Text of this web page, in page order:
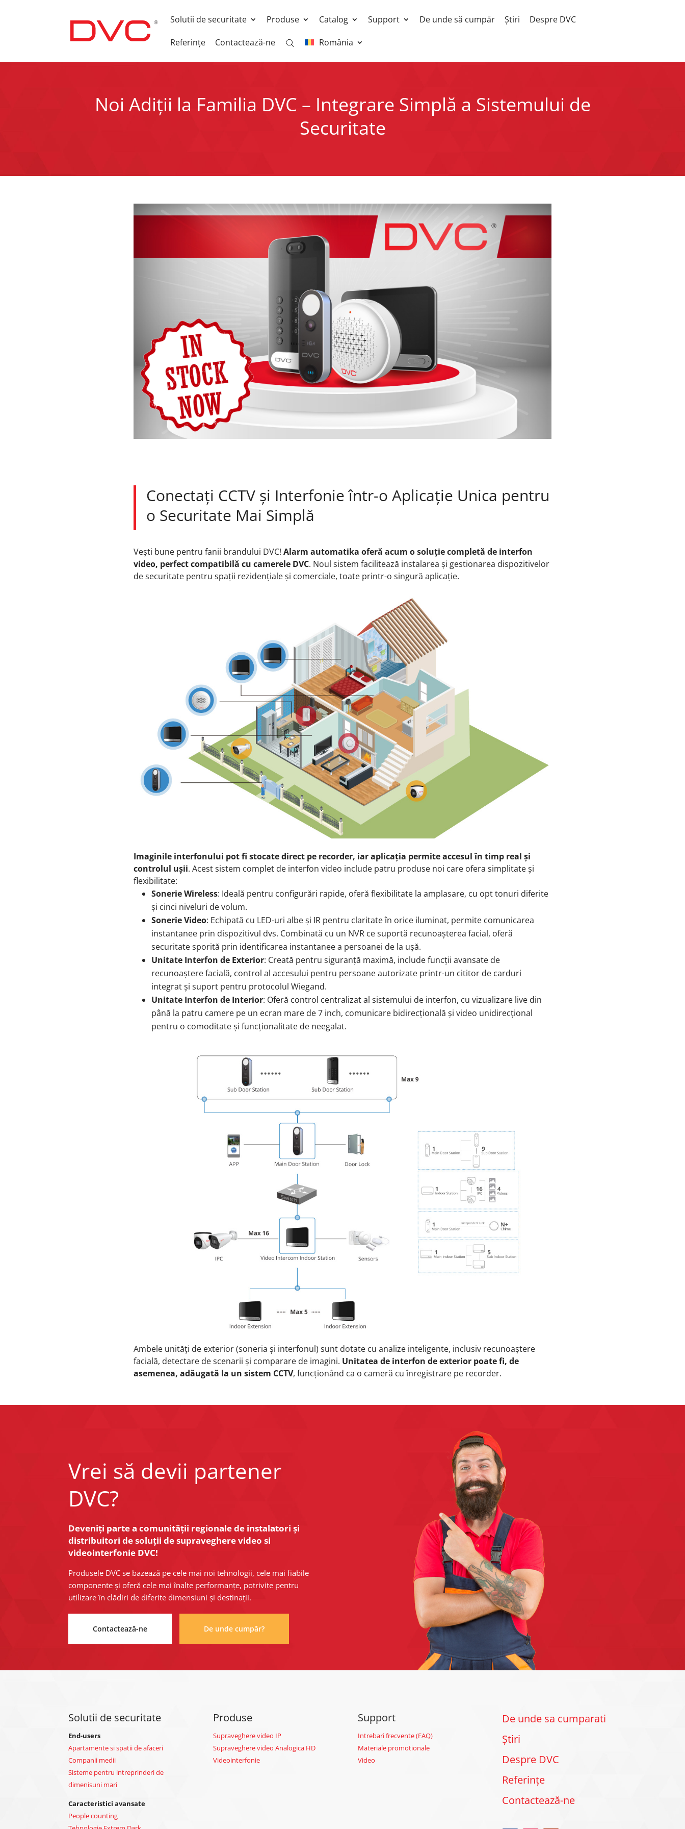
Solutii de securitate Produse Catalog Support De unde să cumpăr Știri Despre DVC
Referințe Contactează-ne România
Noi Adiții la Familia DVC – Integrare Simplă a Sistemului de
Securitate
Conectați CCTV și Interfonie într-o Aplicație Unica pentru
o Securitate Mai Simplă
Vești bune pentru fanii brandului DVC! Alarm automatika oferă acum o soluție completă de interfon
video, perfect compatibilă cu camerele DVC. Noul sistem facilitează instalarea și gestionarea dispozitivelor
de securitate pentru spații rezidențiale și comerciale, toate printr-o singură aplicație.
Imaginile interfonului pot fi stocate direct pe recorder, iar aplicația permite accesul în timp real și
controlul ușii. Acest sistem complet de interfon video include patru produse noi care ofera simplitate și
flexibilitate:
Sonerie Wireless: Ideală pentru configurări rapide, oferă flexibilitate la amplasare, cu opt tonuri diferite
și cinci niveluri de volum.
Sonerie Video: Echipată cu LED-uri albe și IR pentru claritate în orice iluminat, permite comunicarea
instantanee prin dispozitivul dvs. Combinată cu un NVR ce suportă recunoașterea facial, oferă
securitate sporită prin identificarea instantanee a persoanei de la ușă.
Unitate Interfon de Exterior: Creată pentru siguranță maximă, include funcții avansate de
recunoaștere facială, control al accesului pentru persoane autorizate printr-un cititor de carduri
integrat și suport pentru protocolul Wiegand.
Unitate Interfon de Interior: Oferă control centralizat al sistemului de interfon, cu vizualizare live din
până la patru camere pe un ecran mare de 7 inch, comunicare bidirecțională și video unidirecțional
pentru o comoditate și funcționalitate de neegalat.
Ambele unități de exterior (soneria și interfonul) sunt dotate cu analize inteligente, inclusiv recunoaștere
facială, detectare de scenarii și comparare de imagini. Unitatea de interfon de exterior poate fi, de
asemenea, adăugată la un sistem CCTV, funcționând ca o cameră cu înregistrare pe recorder.
Vrei să devii partener
DVC?
Deveniți parte a comunității regionale de instalatori și
distribuitori de soluții de supraveghere video si
videointerfonie DVC!
Produsele DVC se bazează pe cele mai noi tehnologii, cele mai fiabile
componente și oferă cele mai înalte performanțe, potrivite pentru
utilizare în clădiri de diferite dimensiuni și destinații.
Contactează-ne De unde cumpăr?
Solutii de securitate
End-users
Apartamente si spatii de afaceri
Companii medii
Sisteme pentru intreprinderi de
dimenisuni mari
Caracteristici avansate
People counting
Produse
Supraveghere video IP
Supraveghere video Analogica HD
Videointerfonie
Support
Intrebari frecvente (FAQ)
Materiale promotionale
Video
De unde sa cumparati
Știri
Despre DVC
Referințe
Contactează-ne